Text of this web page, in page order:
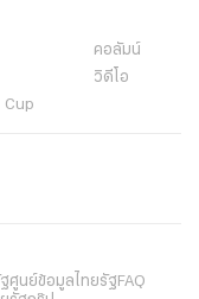
คอลัมน์
วิดีโอ
ศูนย์ข้อมูลไทยรัฐ FAQ